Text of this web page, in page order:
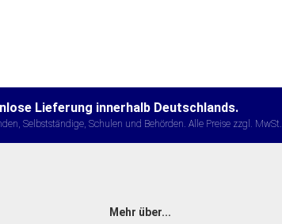
Lieferung innerhalb Deutschlands.
Selbstständige, Schulen und Behörden. Alle Preise zzgl. MwSt.
Mehr über...